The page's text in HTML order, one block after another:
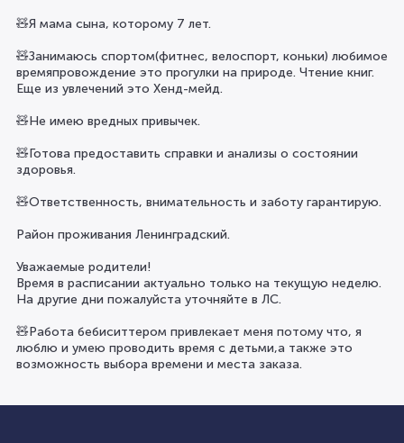
🧸Я мама сына, которому 7 лет.
🧸Занимаюсь спортом(фитнес, велоспорт, коньки) любимое
времяпровождение это прогулки на природе. Чтение книг.
Еще из увлечений это Хенд-мейд.
🧸Не имею вредных привычек.
🧸Готова предоставить справки и анализы о состоянии
здоровья.
🧸Ответственность, внимательность и заботу гарантирую.
Район проживания Ленинградский.
Уважаемые родители!
Время в расписании актуально только на текущую неделю.
На другие дни пожалуйста уточняйте в ЛС.
🧸Работа бебиситтером привлекает меня потому что, я
люблю и умею проводить время с детьми,а также это
возможность выбора времени и места заказа.